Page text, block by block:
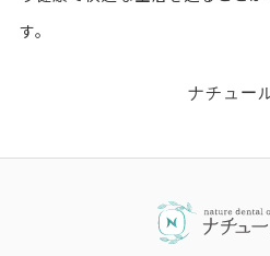
す。
ナチュー